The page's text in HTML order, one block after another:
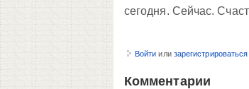
сегодня. Сейчас.
Войти или зарегистрироваться
Комментарии